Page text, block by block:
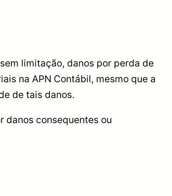
limitação, danos por perda de
na APN Contábil, mesmo que a
de tais danos.
consequentes ou